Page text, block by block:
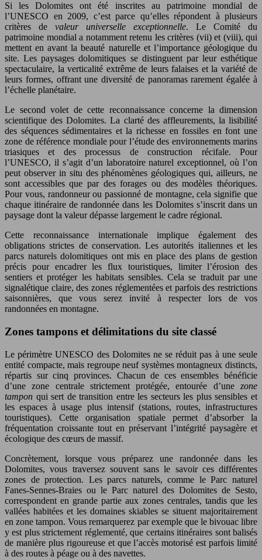
Si les Dolomites ont été inscrites au patrimoine mondial de
l’UNESCO en 2009, c’est parce qu’elles répondent à plusieurs
critères de valeur universelle exceptionnelle. Le Comité du
patrimoine mondial a notamment retenu les critères (vii) et (viii), qui
mettent en avant la beauté naturelle et l’importance géologique du
site. Les paysages dolomitiques se distinguent par leur esthétique
spectaculaire, la verticalité extrême de leurs falaises et la variété de
leurs formes, offrant une diversité de panoramas rarement égalée à
l’échelle planétaire.
Le second volet de cette reconnaissance concerne la dimension
scientifique des Dolomites. La clarté des affleurements, la lisibilité
des séquences sédimentaires et la richesse en fossiles en font une
zone de référence mondiale pour l’étude des environnements marins
triasiques et des processus de construction récifale. Pour
l’UNESCO, il s’agit d’un laboratoire naturel exceptionnel, où l’on
peut observer in situ des phénomènes géologiques qui, ailleurs, ne
sont accessibles que par des forages ou des modèles théoriques.
Pour vous, randonneur ou passionné de montagne, cela signifie que
chaque itinéraire de randonnée dans les Dolomites s’inscrit dans un
paysage dont la valeur dépasse largement le cadre régional.
Cette reconnaissance internationale implique également des
obligations strictes de conservation. Les autorités italiennes et les
parcs naturels dolomitiques ont mis en place des plans de gestion
précis pour encadrer les flux touristiques, limiter l’érosion des
sentiers et protéger les habitats sensibles. Cela se traduit par une
signalétique claire, des zones réglementées et parfois des restrictions
saisonnières, que vous serez invité à respecter lors de vos
randonnées en montagne.
Zones tampons et délimitations du site classé
Le périmètre UNESCO des Dolomites ne se réduit pas à une seule
entité compacte, mais regroupe neuf systèmes montagneux distincts,
répartis sur cinq provinces. Chacun de ces ensembles bénéficie
d’une zone centrale strictement protégée, entourée d’une zone
tampon qui sert de transition entre les secteurs les plus sensibles et
les espaces à usage plus intensif (stations, routes, infrastructures
touristiques). Cette organisation spatiale permet d’absorber la
fréquentation croissante tout en préservant l’intégrité paysagère et
écologique des cœurs de massif.
Concrètement, lorsque vous préparez une randonnée dans les
Dolomites, vous traversez souvent sans le savoir ces différentes
zones de protection. Les parcs naturels, comme le Parc naturel
Fanes-Sennes-Braies ou le Parc naturel des Dolomites de Sesto,
correspondent en grande partie aux zones centrales, tandis que les
vallées habitées et les domaines skiables se situent majoritairement
en zone tampon. Vous remarquerez par exemple que le bivouac libre
y est plus strictement réglementé, que certains itinéraires sont balisés
de manière plus rigoureuse et que l’accès motorisé est parfois limité
à des routes à péage ou à des navettes.